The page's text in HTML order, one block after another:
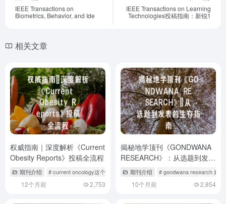
IEEE Transactions on
Biometrics, Behavior, and Ide
IEEE Transactions on Learning
Technologies投稿指南：新锐1
相关文章
权威指南｜深度解析《Current
Obesity Reports》投稿全流程
期刊介绍 # current oncology这个杂志怎么样 # current science期刊 # report
12个月前 2,753
揭秘地学顶刊《GONDWANA
RESEARCH》：从选题到发表
的生存指南
期刊介绍 # gondwana research 好
10个月前 2,854